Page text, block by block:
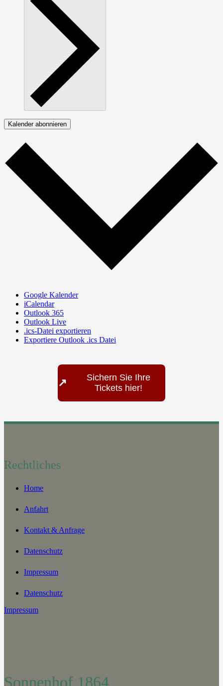
Kalender abonnieren
Google Kalender
iCalendar
Outlook 365
Outlook Live
.ics-Datei exportieren
Exportiere Outlook .ics Datei
↗
Sichern Sie Ihre
Tickets hier!
Rechtliches
Home
Anfahrt
Kontakt & Anfrage
Datenschutz
Impressum
Datenschutz
Impressum
Sonnenhof 1864